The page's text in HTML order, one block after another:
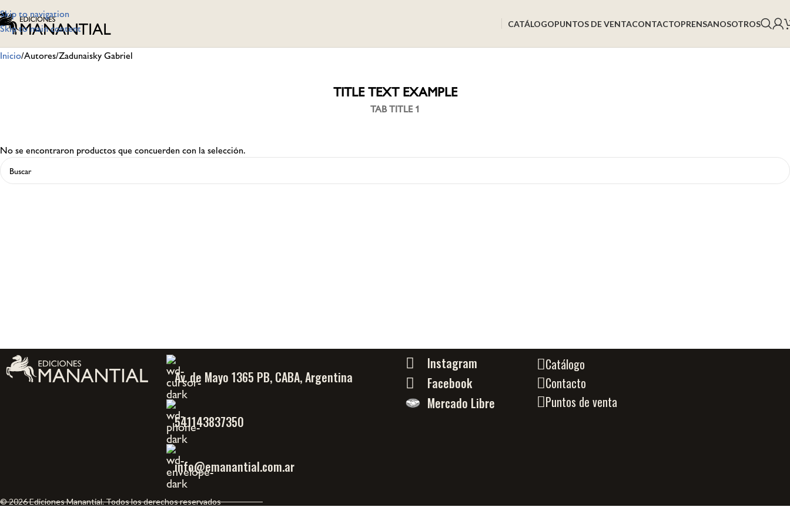
Skip to navigation
Skip to main content
CATÁLOGOPUNTOS DE VENTACONTACTOPRENSANOSOTROS
Inicio Autores Zadunaisky Gabriel
TITLE TEXT EXAMPLE
TAB TITLE 1
No se encontraron productos que concuerden con la selección.
Av. de Mayo 1365 PB, CABA, Argentina
541143837350
info@emanantial.com.ar
Instagram
Facebook
Mercado Libre
Catálogo
Contacto
Puntos de venta
© 2026 Ediciones Manantial. Todos los derechos reservados